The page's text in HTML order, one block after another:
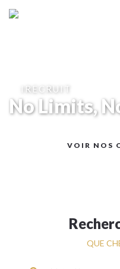
IRECRUIT
No Limits,
VOIR NOS
QUE